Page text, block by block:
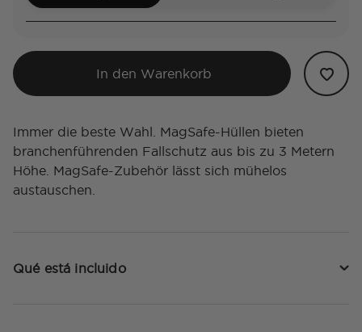
In den Warenkorb
Immer die beste Wahl. MagSafe-Hüllen bieten
branchenführenden Fallschutz aus bis zu 3 Metern
Höhe. MagSafe-Zubehör lässt sich mühelos
austauschen.
Qué está incluido